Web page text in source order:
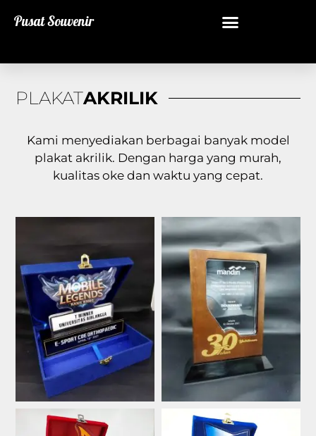
Pusat Souvenir
PLAKATAKRILIK
Kami menyediakan berbagai banyak model
plakat akrilik. Dengan harga yang murah,
kualitas oke dan waktu yang cepat.